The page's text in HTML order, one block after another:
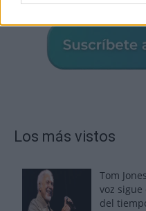
Los más vistos
Tom
voz
del